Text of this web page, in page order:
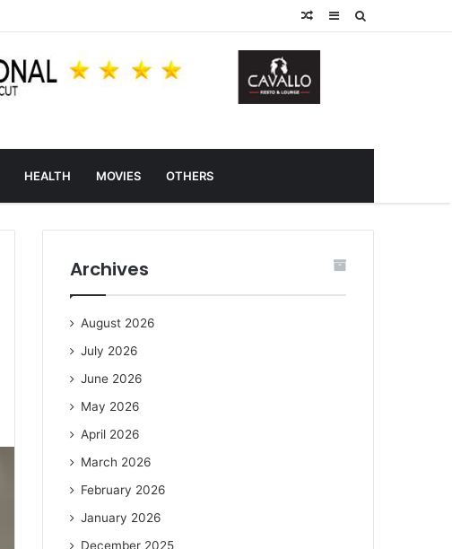
Sidebar
Random
HEALTH MOVIES OTHERS
Archives
August 2026
July 2026
June 2026
May 2026
April 2026
March 2026
February 2026
January 2026
December 2025